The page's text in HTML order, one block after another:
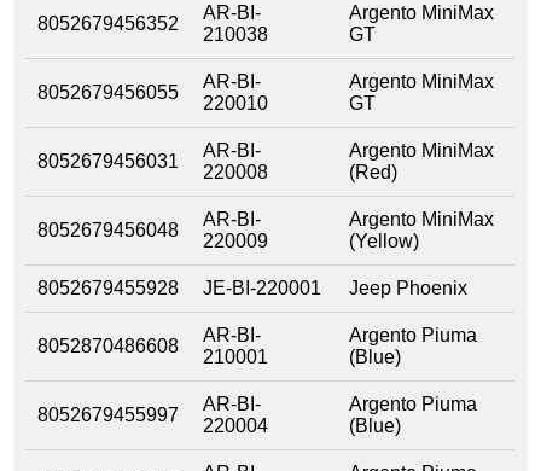
8052679456352
AR-BI-
210038
Argento MiniMax
GT
8052679456055
AR-BI-
220010
Argento MiniMax
GT
8052679456031
AR-BI-
220008
Argento MiniMax
(Red)
8052679456048
AR-BI-
220009
Argento MiniMax
(Yellow)
8052679455928 JE-BI-220001 Jeep Phoenix
8052870486608
AR-BI-
210001
Argento Piuma
(Blue)
8052679455997
AR-BI-
220004
Argento Piuma
(Blue)